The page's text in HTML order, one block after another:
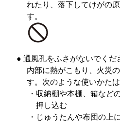
れたり、落下してけがの
す。
● 通風孔をふさがないでくだ
内部に熱がこもり、火災
す。次のような使いかた
・ 収納棚や本棚、箱など
押し込む
・ じゅうたんや布団の上